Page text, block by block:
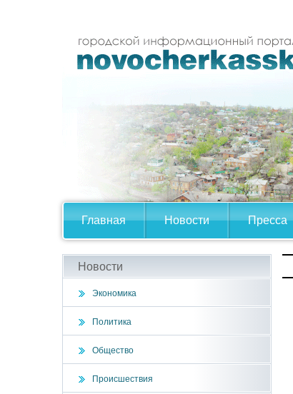
Главная Новости Пресса
Новости
Экономика
Политика
Общество
Происшествия